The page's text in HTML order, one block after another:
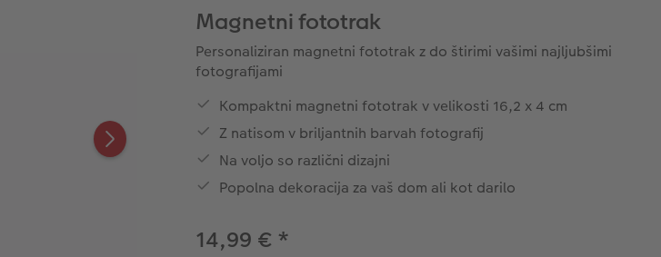
Magnetni fototrak
Personaliziran magnetni fototrak z do štirimi vašimi najljubšimi
fotografijami
Kompaktni magnetni fototrak v velikosti 16,2 x 4 cm
Z natisom v briljantnih barvah fotografij
Na voljo so različni dizajni
Popolna dekoracija za vaš dom ali kot darilo
14,99 € *